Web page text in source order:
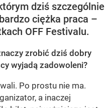
dziś szczególnie
ciężka praca –
OFF Festivalu.
zrobić dziś dobry
wyjadą zadowoleni?
Po prostu nie ma.
a inaczej